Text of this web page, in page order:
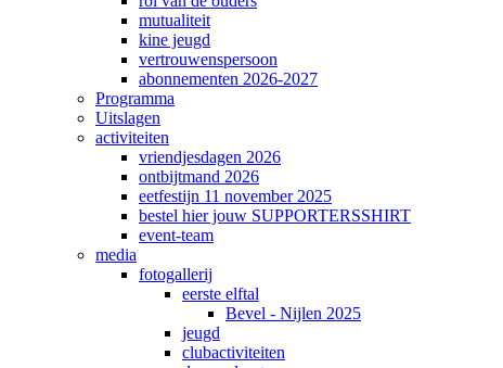
mutualiteit
kine jeugd
vertrouwenspersoon
abonnementen 2026-2027
Programma
Uitslagen
activiteiten
vriendjesdagen 2026
ontbijtmand 2026
eetfestijn 11 november 2025
bestel hier jouw SUPPORTERSSHIRT
event-team
media
fotogallerij
eerste elftal
Bevel - Nijlen 2025
jeugd
clubactiviteiten